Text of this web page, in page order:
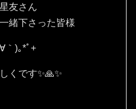
友さん
緒下さった皆様
｀⁠)⁠｡⁠*ﾟ⁠+
くです✨🙏✨️